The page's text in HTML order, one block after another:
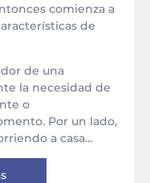
comienza a
de
de una
la necesidad de
o
Por un lado,
a casa...